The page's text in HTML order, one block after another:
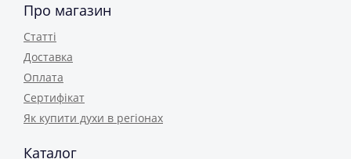
Про магазин
Статті
Доставка
Оплата
Сертифікат
Як купити духи в регіонах
Каталог